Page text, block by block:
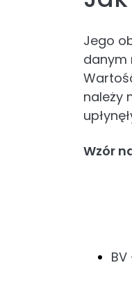
Jego
danym
należy
Wzór